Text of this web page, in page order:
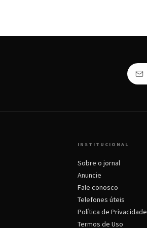
INSTITUCIONAL
Sobre o jornal
Anuncie
Fale conosco
Telefones úteis
Política de Privacidade
Termos de Uso